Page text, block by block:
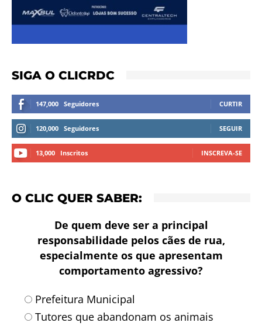
SIGA O CLICRDC
147,000 Seguidores CURTIR
120,000 Seguidores SEGUIR
13,000 Inscritos INSCREVA-SE
O CLIC QUER SABER:
De quem deve ser a principal
responsabilidade pelos cães de rua,
especialmente os que apresentam
comportamento agressivo?
Prefeitura Municipal
Tutores que abandonam os animais